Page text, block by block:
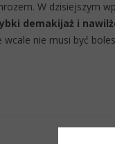
W dzisiejszym
demakijaż i
wcale nie musi być